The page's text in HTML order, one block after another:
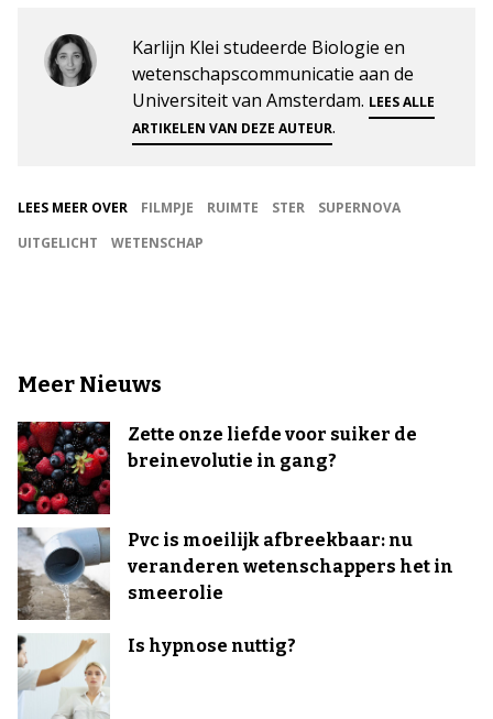
Karlijn Klei studeerde Biologie en
wetenschapscommunicatie aan de
Universiteit van Amsterdam. LEES ALLE
ARTIKELEN VAN DEZE AUTEUR.
LEES MEER OVER FILMPJE RUIMTE STER
SUPERNOVA
UITGELICHT
WETENSCHAP
Meer Nieuws
Zette onze liefde voor suiker de
breinevolutie in gang?
Pvc is moeilijk afbreekbaar: nu
veranderen wetenschappers het in
smeerolie
Is hypnose nuttig?